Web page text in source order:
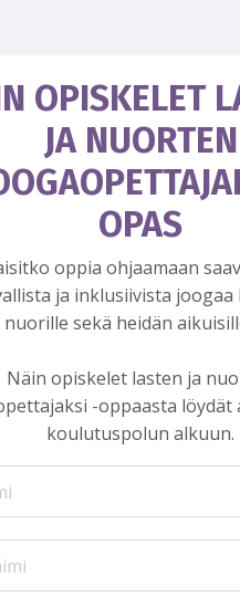
OPISKELET
JA NUORTEN
OPAS
oppia ohjaamaan
ja inklusiivista joogaa
nuorille sekä heidän
Näin opiskelet lasten ja
-oppaasta löydät
koulutuspolun alkuun.